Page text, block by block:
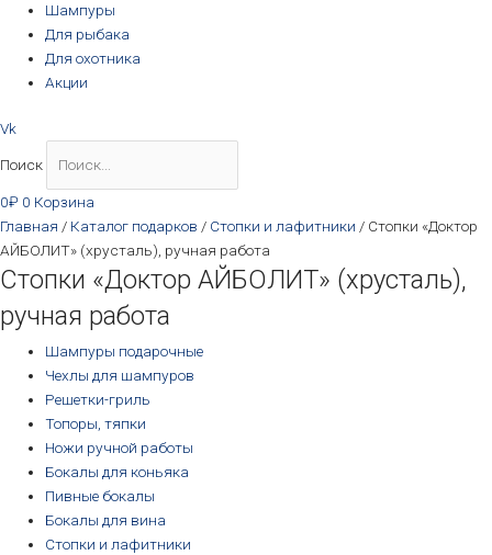
Шампуры
Для рыбака
Для охотника
Акции
Vk
Поиск
0₽ 0 Корзина
Главная / Каталог подарков / Стопки и лафитники / Стопки «Доктор
АЙБОЛИТ» (хрусталь), ручная работа
Стопки «Доктор АЙБОЛИТ» (хрусталь),
ручная работа
Шампуры подарочные
Чехлы для шампуров
Решетки-гриль
Топоры, тяпки
Ножи ручной работы
Бокалы для коньяка
Пивные бокалы
Бокалы для вина
Стопки и лафитники